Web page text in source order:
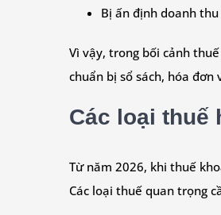
Bị ấn định doanh
Vì vậy, trong bối cảnh
chuẩn bị sổ sách, hóa
Các loại thuế
Từ năm 2026, khi thuế
Các loại thuế quan trọng